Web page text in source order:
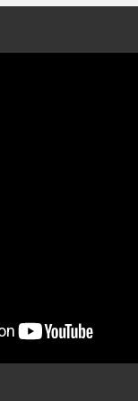
atteindre 80 à 100 km/h
Il parcourt la basse vallée
le littoral